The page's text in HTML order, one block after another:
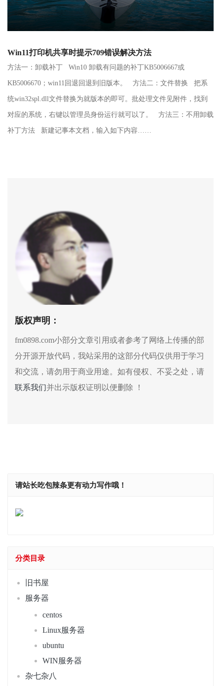
Win11打印机共享时提示709错误解决方法
方法一：卸载补丁 Win10 卸载有问题的补丁KB5006667或
KB5006670；win11回退回退到旧版本。 方法二：文件替换 把系
统win32spl.dll文件替换为就版本的即可。批处理文件见附件，找到
对应的系统，右键以管理员身份运行就可以了。 方法三：不用卸载
补丁方法 新建记事本文档，输入如下内容……
版权声明：
fm0898.com小部分文章引用或者参考了网络上传播的部
分开源开放代码，我站采用的这部分代码仅供用于学习
和交流，请勿用于商业用途。如有侵权、不妥之处，请
联系我们并出示版权证明以便删除 ！
请站长吃包辣条更有动力写作哦！
分类目录
旧书屋
服务器
centos
Linux服务器
ubuntu
WIN服务器
杂七杂八